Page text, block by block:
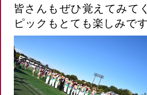
皆さんもぜひ覚えてみて
ピックもとても楽しみです